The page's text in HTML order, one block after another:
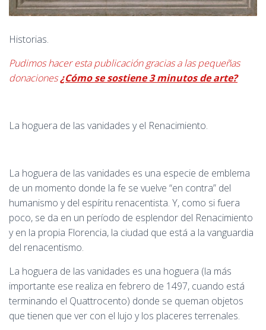
Historias.
Pudimos hacer esta publicación gracias a las pequeñas
donaciones¿Cómo se sostiene 3 minutos de arte?
La hoguera de las vanidades y el Renacimiento.
La hoguera de las vanidades es una especie de emblema
de un momento donde la fe se vuelve “en contra” del
humanismo y del espíritu renacentista. Y, como si fuera
poco, se da en un período de esplendor del Renacimiento
y en la propia Florencia, la ciudad que está a la vanguardia
del renacentismo.
La hoguera de las vanidades es una hoguera (la más
importante ese realiza en febrero de 1497, cuando está
terminando el Quattrocento) donde se queman objetos
que tienen que ver con el lujo y los placeres terrenales.